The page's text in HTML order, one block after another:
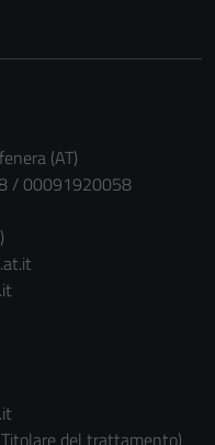
(AT)
/ 00091920058
del trattamento)